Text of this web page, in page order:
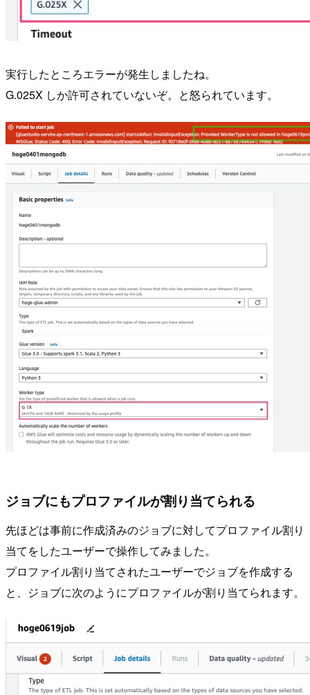
実行したところエラーが発生しましたね。
G.025X しか許可されていないぞ。と怒られています。
ジョブにもプロファイルが割り当てられる
先ほどは事前に作成済みのジョブに対してプロファイル割り
当てをしたユーザーで操作してみました。
プロファイル割り当てされたユーザーでジョブを作成する
と、ジョブに次のようにプロファイルが割り当てられます。